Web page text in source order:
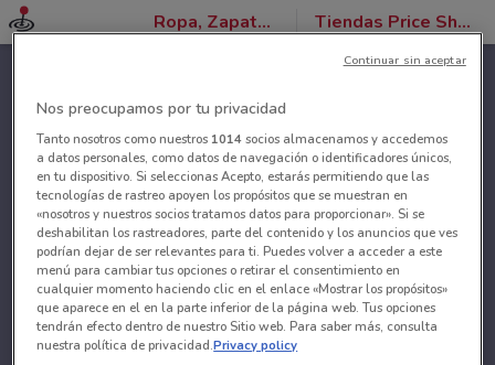
Ropa, Zapatos y Accesorios Tiendas Price Shoes
Nos preocupamos por tu privacidad
Tanto nosotros como nuestros 1014socios almacenamos y accedemos
a datos personales, como datos de navegación o identificadores únicos,
en tu dispositivo. Si seleccionas Acepto, estarás permitiendo que las
tecnologías de rastreo apoyen los propósitos que se muestran en
«nosotros y nuestros socios tratamos datos para proporcionar». Si se
deshabilitan los rastreadores, parte del contenido y los anuncios que ves
podrían dejar de ser relevantes para ti. Puedes volver a acceder a este
menú para cambiar tus opciones o retirar el consentimiento en
cualquier momento haciendo clic en el enlace «Mostrar los propósitos»
que aparece en el en la parte inferior de la página web. Tus opciones
tendrán efecto dentro de nuestro Sitio web. Para saber más, consulta
nuestra política de privacidad.Privacy policy
Continuar sin aceptar